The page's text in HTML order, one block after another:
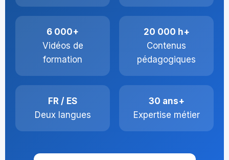
6 000+
Vidéos de
formation
20 000 h+
Contenus
pédagogiques
FR / ES
Deux langues
30 ans+
Expertise métier